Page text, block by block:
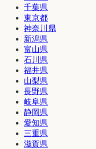
千葉県
東京都
神奈川県
新潟県
富山県
石川県
福井県
山梨県
長野県
岐阜県
静岡県
愛知県
三重県
滋賀県